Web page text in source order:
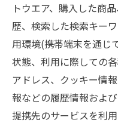
トウエア、購入した商
歴、検索した検索キー
用環境(携帯端末を通じ
状態、利用に際しての
アドレス、クッキー情
報などの履歴情報およ
提携先のサービスを利